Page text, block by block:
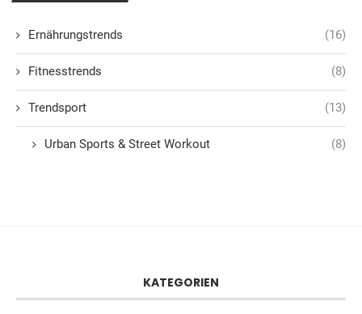
Ernährungstrends (16)
Fitnesstrends (8)
Trendsport (13)
Urban Sports & Street Workout (8)
KATEGORIEN